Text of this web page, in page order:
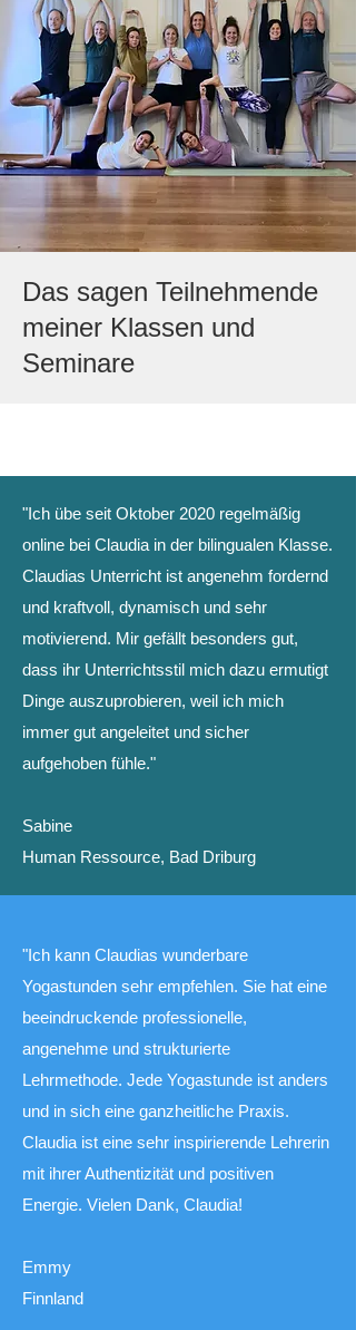
Das sagen Teilnehmende
meiner Klassen und
Seminare
"Ich übe seit Oktober 2020 regelmäßig
online bei Claudia in der bilingualen Klasse.
Claudias Unterricht ist angenehm fordernd
und kraftvoll, dynamisch und sehr
motivierend. Mir gefällt besonders gut,
dass ihr Unterrichtsstil mich dazu ermutigt
Dinge auszuprobieren, weil ich mich
immer gut angeleitet und sicher
aufgehoben fühle."
Sabine
Human Ressource, Bad Driburg
"Ich kann Claudias wunderbare
Yogastunden sehr empfehlen. Sie hat eine
beeindruckende professionelle,
angenehme und strukturierte
Lehrmethode. Jede Yogastunde ist anders
und in sich eine ganzheitliche Praxis.
Claudia ist eine sehr inspirierende Lehrerin
mit ihrer Authentizität und positiven
Energie. Vielen Dank, Claudia!
Emmy
Finnland